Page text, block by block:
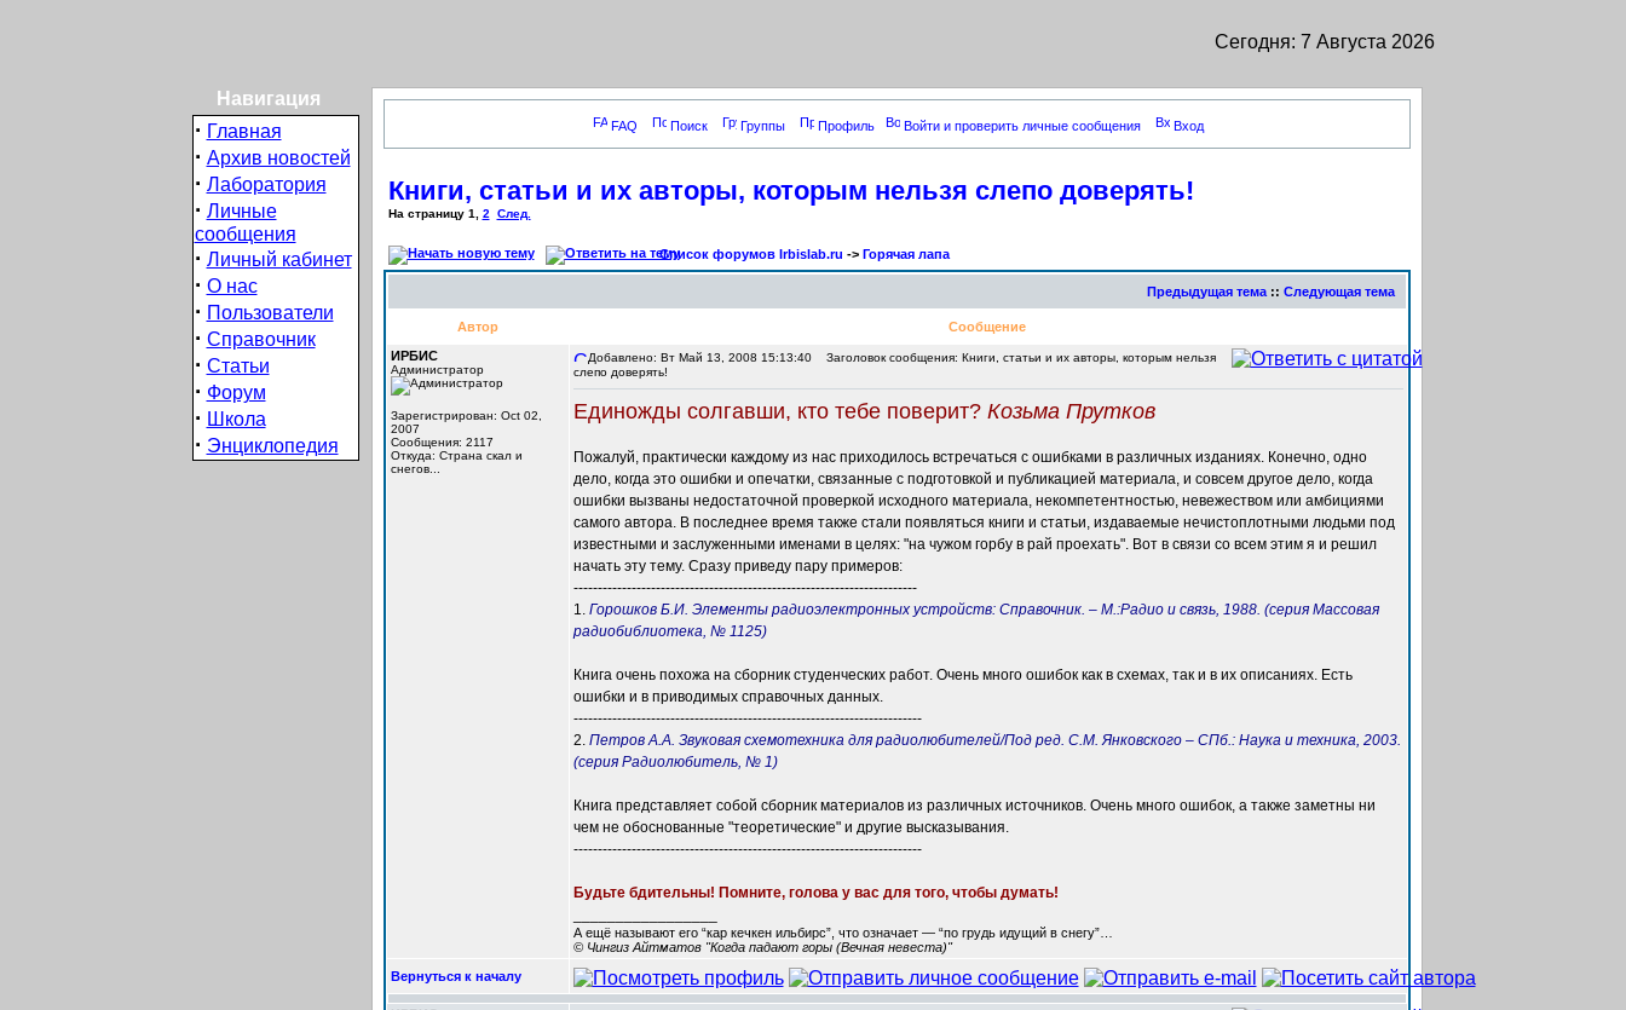
Сегодня: 7 Августа 2026
Навигация
· Главная
· Архив новостей
· Лаборатория
· Личные
сообщения
· Личный кабинет
· О нас
· Пользователи
· Справочник
· Статьи
· Форум
· Школа
· Энциклопедия
FAQ Поиск Группы Профиль Войти и проверить личные сообщения Вход
Книги, статьи и их авторы, которым нельзя слепо доверять!
На страницу 1 2 След.
Список форумов Irbislab.ru -> Горячая лапа
Предыдущая тема:: Следующая тема
Автор
Сообщение
ИРБИС
Администратор
Зарегистрирован: Oct 02,
2007
Сообщения: 2117
Откуда: Cтрана скал и
снегов...
Добавлено: Вт Май 13, 2008 15:13:40
Заголовок сообщения: Книги, статьи и их авторы, которым нельзя
слепо доверять!
Единожды солгавши, кто тебе поверит? Козьма Прутков
Пожалуй, практически каждому из нас приходилось встречаться с ошибками в различных изданиях. Конечно, одно
дело, когда это ошибки и опечатки, связанные с подготовкой и публикацией материала, и совсем другое дело, когда
ошибки вызваны недостаточной проверкой исходного материала, некомпетентностью, невежеством или амбициями
самого автора. В последнее время также стали появляться книги и статьи, издаваемые нечистоплотными людьми под
известными и заслуженными именами в целях: "на чужом горбу в рай проехать". Вот в связи со всем этим я и решил
начать эту тему. Сразу приведу пару примеров:
-----------------------------------------------------------------------
1. Горошков Б.И. Элементы радиоэлектронных устройств: Справочник. – М.:Радио и связь, 1988. (серия Массовая
радиобиблиотека, № 1125)
Книга очень похожа на сборник студенческих работ. Очень много ошибок как в схемах, так и в их описаниях. Есть
ошибки и в приводимых справочных данных.
------------------------------------------------------------------------
2. Петров А.А. Звуковая схемотехника для радиолюбителей/Под ред. С.М. Янковского – СПб.: Наука и техника, 2003.
(серия Радиолюбитель, № 1)
Книга представляет собой сборник материалов из различных источников. Очень много ошибок, а также заметны ни
чем не обоснованные "теоретические" и другие высказывания.
------------------------------------------------------------------------
Будьте бдительны! Помните, голова у вас для того, чтобы думать!
А ещё называют его “кар кечкен ильбирс”, что означает — “по грудь идущий в снегу”…
© Чингиз Айтматов "Когда падают горы (Вечная невеста)"
Вернуться к началу